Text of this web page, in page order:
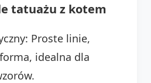
tatuażu z kotem
Proste linie,
idealna dla